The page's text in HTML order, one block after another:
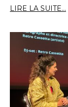
LIRE LA SUITE...